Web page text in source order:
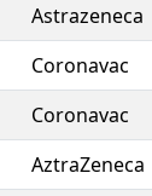
Astrazeneca
Coronavac
Coronavac
AztraZeneca